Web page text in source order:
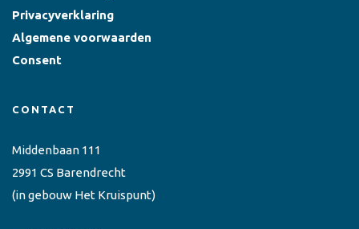
Privacyverklaring
Algemene voorwaarden
Consent
CONTACT
Middenbaan 111
2991 CS Barendrecht
(in gebouw Het Kruispunt)